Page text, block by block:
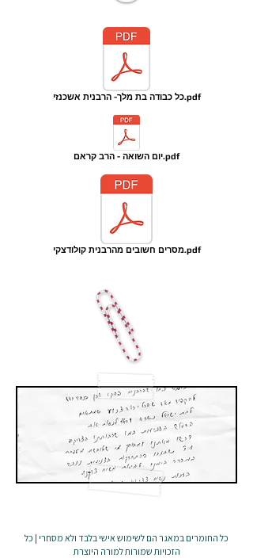
כל כבודה בת מלך- הרבנית אשכנזי.pdf
יום השואה - הרב קראם.pdf
מסרים חשובים מהרבנית קולודצקי.pdf
כל החומרים במאגר הם לשימוש אישי בלבד ולא מסחרי | כל
הזכויות שמורות למורה היוצרת